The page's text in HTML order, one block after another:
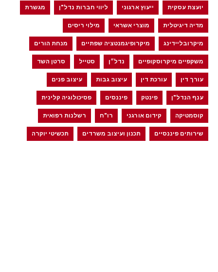
יועצת עסקית ייעוץ ארגוני ליווי חברות נדל"ן מגשרת
מדיה דיגיטלית מוצרי אשראי מילוי ריסים
מיקרובליידינג מיקרופיגמנטציה שפתיים מנחת הורים
משקפיים מיקרוסקופיים נדל״ן סטייל סרטן השד
עורך דין עורכת דין עיצוב גבות עיצוב פנים
ענף הנדל"ן פינטק פיננסים פסיכולוגיה קלינית
קוסמטיקה קידום אורגני רו"ח רשלנות רפואית
שירותים פיננסיים תכנון ועיצוב משרדים תכשיטי יוקרה